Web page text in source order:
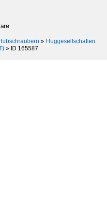
» Fluggesellschaften
» ID 165587